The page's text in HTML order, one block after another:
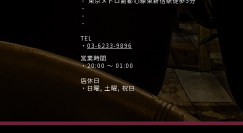
・
・
・
TEL
・ 03-6233-9896
営業時間
・20:00 ～ 01:00
店休日
・日曜, 土曜, 祝日